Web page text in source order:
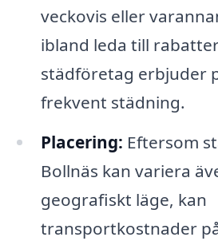
veckovis eller
ibland leda till
städföretag erbjuder
frekvent städning.
Placering: Eftersom
Bollnäs kan variera
geografiskt läge, kan
transportkostnader